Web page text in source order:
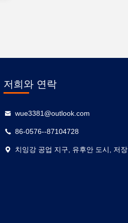
저희와 연락
wue3381@outlook.com
86-0576--87104728
치잉강 공업 지구, 유후안 도시, 저